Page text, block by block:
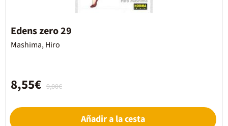
Edens zero 29
Mashima, Hiro
9,00€
8,55€
Añadir a la cesta